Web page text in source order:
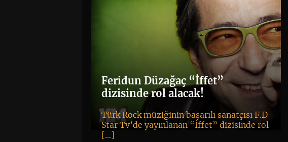
Feridun Düzağaç “İffet”
dizisinde rol alacak!
Türk Rock müziğinin başarılı sanatçısı F.D
Star Tv’de yayınlanan “İffet” dizisinde rol
[…]